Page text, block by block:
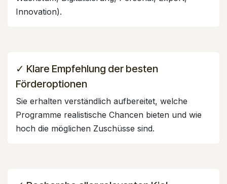
Innovation).
✓ Klare Empfehlung der besten
Förderoptionen
Sie erhalten verständlich aufbereitet, welche
Programme realistische Chancen bieten und wie
hoch die möglichen Zuschüsse sind.